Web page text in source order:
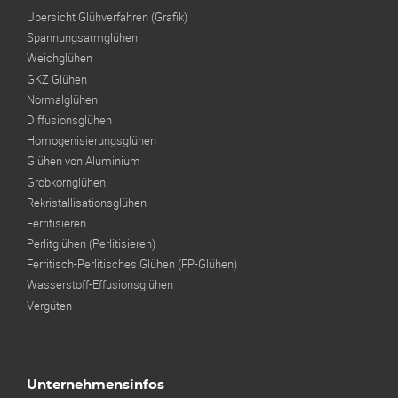
Übersicht Glühverfahren (Grafik)
Spannungs­armglühen
Weichglühen
GKZ Glühen
Normalglühen
Diffusionsglühen
Homogenisierungsglühen
Glühen von Aluminium
Grobkornglühen
Rekristallisations­glühen
Ferritisieren
Perlitglühen (Perlitisieren)
Ferritisch-Perlitisches Glühen (FP-Glühen)
Wasserstoff-Effusionsglühen
Vergüten
Unternehmensinfos